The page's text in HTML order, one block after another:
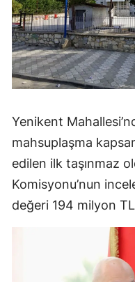
Yenikent
mahsuplaşma
edilen ilk taşınmaz
Komisyonu’nun
değeri 194 milyon